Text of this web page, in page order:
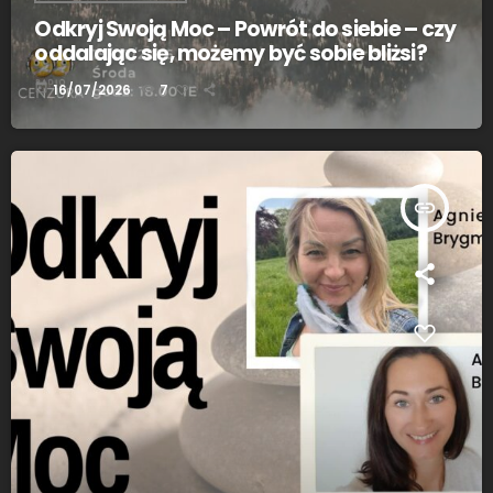
Odkryj Swoją Moc – Powrót do siebie – czy
oddalając się, możemy być sobie bliżsi?
today 16/07/2026 7
insert_link